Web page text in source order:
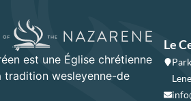
est une Église chrétienne
tradition wesleyenne-de
Le